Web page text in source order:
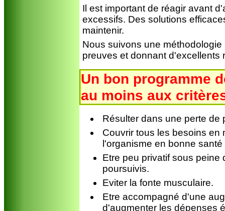
Il est important de réagir avant
excessifs. Des solutions
maintenir.
Nous suivons une
preuves et donnant d'excellents
Un bon programme
au moins aux
Résulter dans une perte de
Couvrir tous les besoins en
l'organisme en bonne
Etre peu privatif sous
poursuivis.
Eviter la fonte musculaire.
Etre accompagné d'une
d'augmenter les dépenses